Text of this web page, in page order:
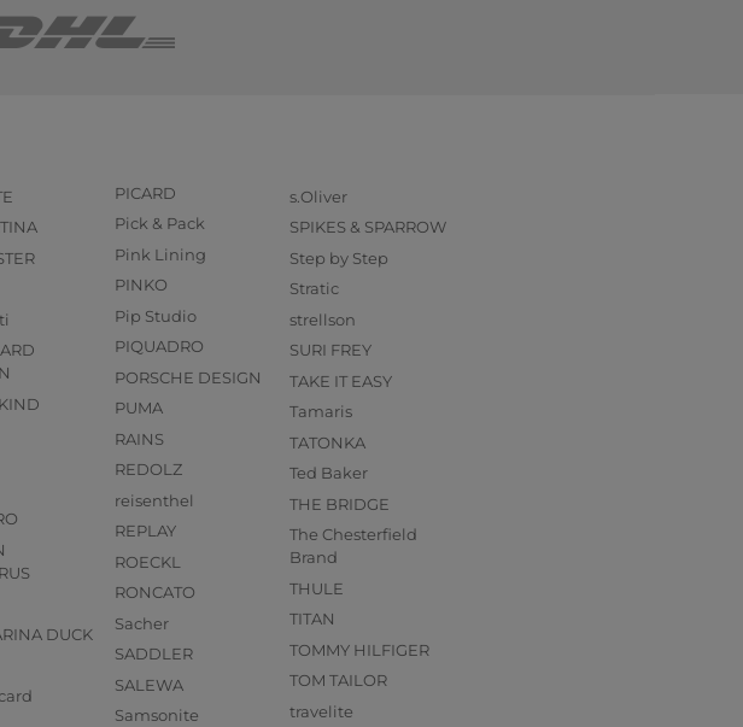
DUCK
PICARD
Pick & Pack
Pink Lining
PINKO
Pip Studio
PIQUADRO
PORSCHE DESIGN
PUMA
RAINS
REDOLZ
reisenthel
REPLAY
ROECKL
RONCATO
Sacher
SADDLER
SALEWA
Samsonite
s.Oliver
SPIKES & SPARROW
Step by Step
Stratic
strellson
SURI FREY
TAKE IT EASY
Tamaris
TATONKA
Ted Baker
THE BRIDGE
The Chesterfield
Brand
THULE
TITAN
TOMMY HILFIGER
TOM TAILOR
travelite